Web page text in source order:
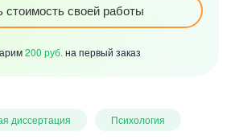
стоимость своей работы
200 руб. на первый заказ
диссертация Психология